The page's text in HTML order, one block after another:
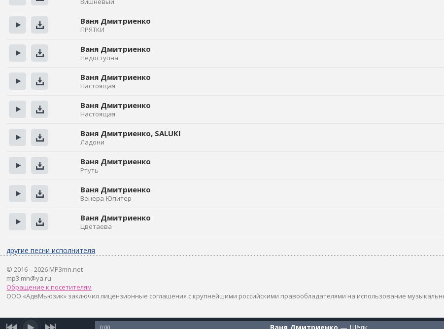
Ваня Дмитриенко
ПРЯТКИ
Ваня Дмитриенко
Недоступна
Ваня Дмитриенко
Настоящая
Ваня Дмитриенко
Настоящая
Ваня Дмитриенко, SALUKI
Ладони
Ваня Дмитриенко
Ртуть
Ваня Дмитриенко
Венера-Юпитер
Ваня Дмитриенко
Цветаева
другие песни исполнителя
© 2016 – 2026 MP3mn.net
mp3.mn@ya.ru
Обращение к посетителям
ООО «АдвМьюзик» заключил лицензионные соглашения с крупнейшими российскими правообладателями на использование
0:00